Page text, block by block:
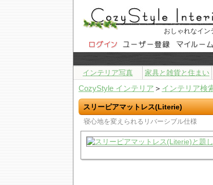
おしゃれなイン
インテリア写真 家具と雑貨と住まい
CozyStyle インテリア ＞ インテリア検
スリーピアマットレス(Literie)
寝心地を変えられるリバーシブル仕様